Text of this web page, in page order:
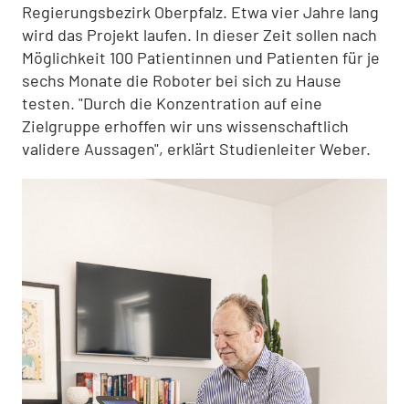
Regierungsbezirk Oberpfalz. Etwa vier Jahre lang
wird das Projekt laufen. In dieser Zeit sollen nach
Möglichkeit 100 Patientinnen und Patienten für je
sechs Monate die Roboter bei sich zu Hause
testen. "Durch die Konzentration auf eine
Zielgruppe erhoffen wir uns wissenschaftlich
validere Aussagen", erklärt Studienleiter Weber.